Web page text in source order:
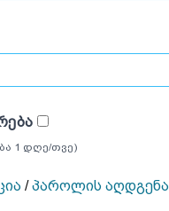
1 დღე/თვე)
/პაროლის აღდგენა